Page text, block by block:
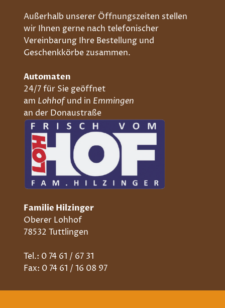
Außerhalb unserer Öffnungszeiten stellen
wir Ihnen gerne nach telefonischer
Vereinbarung Ihre Bestellung und
Geschenkkörbe zusammen.
Automaten
24/7 für Sie geöffnet
am Lohhofund in Emmingen
an der Donaustraße
Familie Hilzinger
Oberer Lohhof
78532 Tuttlingen
Tel.: 0 74 61 / 67 31
Fax: 0 74 61 / 16 08 97